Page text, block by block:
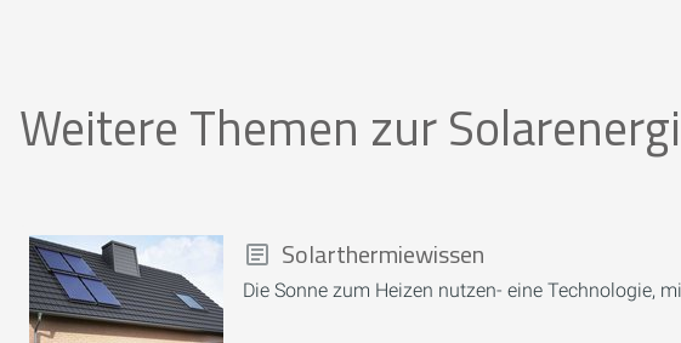
Weitere Themen zur
Solarthermiewissen
Die Sonne zum Heizen nutzen- eine Technologie,